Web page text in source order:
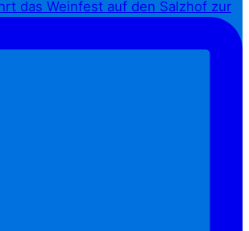
das Weinfest auf den Salzhof zur